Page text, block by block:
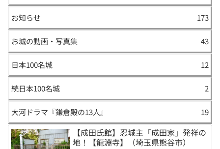
お知らせ 173
お城の動画・写真集 43
日本100名城 12
続日本100名城 2
大河ドラマ『鎌倉殿の13人』 19
【成田氏館】忍城主「成田家」発祥の
地！【龍淵寺】（埼玉県熊谷市）